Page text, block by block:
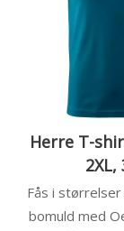
Herre T-
2XL,
Fås i størrelser
bomuld med